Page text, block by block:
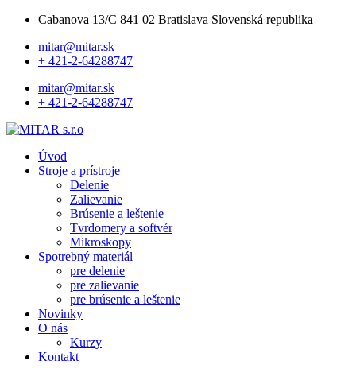
Cabanova 13/C 841 02 Bratislava Slovenská republika
mitar@mitar.sk
+ 421-2-64288747
mitar@mitar.sk
+ 421-2-64288747
Úvod
Stroje a prístroje
Delenie
Zalievanie
Brúsenie a leštenie
Tvrdomery a softvér
Mikroskopy
Spotrebný materiál
pre delenie
pre zalievanie
pre brúsenie a leštenie
Novinky
O nás
Kurzy
Kontakt